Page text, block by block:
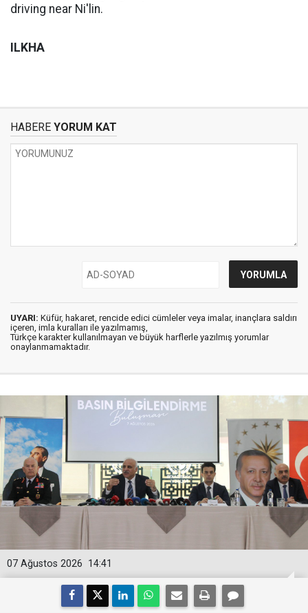
driving near Ni'lin.
ILKHA
HABERE YORUM KAT
UYARI: Küfür, hakaret, rencide edici cümleler veya imalar, inançlara saldırı
içeren, imla kuralları ile yazılmamış,
Türkçe karakter kullanılmayan ve büyük harflerle yazılmış yorumlar
onaylanmamaktadır.
14:41
07 Ağustos 2026